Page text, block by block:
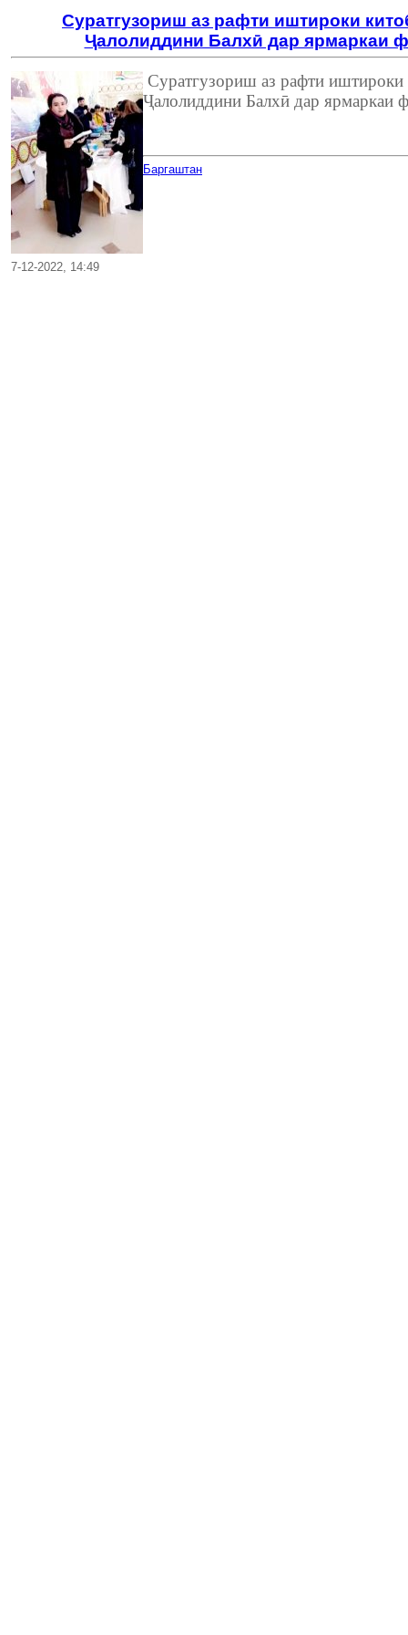
Суратгузориш аз рафти иштироки
Ҷалолиддини Балхӣ дар ярмаркаи
Суратгузориш аз рафти
Ҷалолиддини Балхӣ дар ярмаркаи
Баргаштан
7-12-2022, 14:49